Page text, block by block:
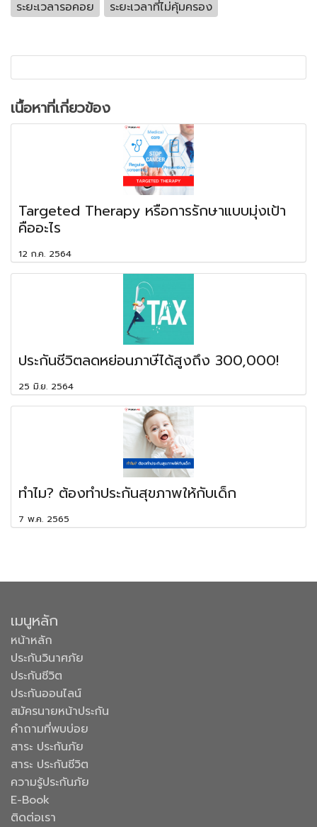
ระยะเวลารอคอย
ระยะเวลาที่ไม่คุ้มครอง
เนื้อหาที่เกี่ยวข้อง
Targeted Therapy หรือการรักษาแบบมุ่งเป้า
คืออะไร
12 ก.ค. 2564
ประกันชีวิตลดหย่อนภาษีได้สูงถึง 300,000!
25 มิ.ย. 2564
ทำไม? ต้องทำประกันสุขภาพให้กับเด็ก
7 พ.ค. 2565
เมนูหลัก
หน้าหลัก
ประกันวินาศภัย
ประกันชีวิต
ประกันออนไลน์
สมัครนายหน้าประกัน
คำถามที่พบบ่อย
สาระ ประกันภัย
สาระ ประกันชีวิต
ความรู้ประกันภัย
E-Book
ติดต่อเรา